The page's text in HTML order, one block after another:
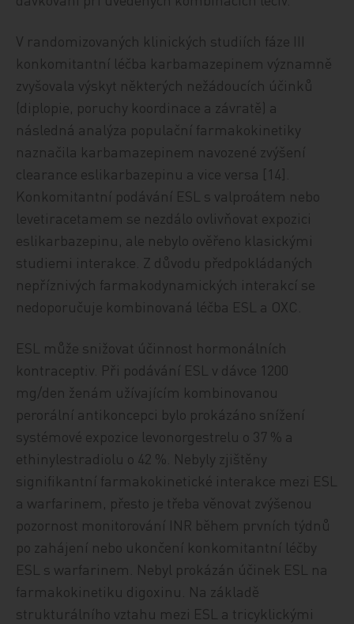
V randomizovaných klinických studiích fáze III
konkomitantní léčba karbamazepinem významně
zvyšovala výskyt některých nežádoucích účinků
(diplopie, poruchy koordinace a závratě) a
následná analýza populační farmakokinetiky
naznačila karbamazepinem navozené zvýšení
clearance eslikarbazepinu a vice versa [14].
Konkomitantní podávání ESL s valproátem nebo
levetiracetamem se nezdálo ovlivňovat expozici
eslikarbazepinu, ale nebylo ověřeno klasickými
studiemi interakce. Z důvodu předpokládaných
nepříznivých farmakodynamických interakcí se
nedoporučuje kombinovaná léčba ESL a OXC.
ESL může snižovat účinnost hormonálních
kontraceptiv. Při podávání ESL v dávce 1200
mg/den ženám užívajícím kombinovanou
perorální antikoncepci bylo prokázáno snížení
systémové expozice levonorgestrelu o 37 % a
ethinylestradiolu o 42 %. Nebyly zjištěny
signifikantní farmakokinetické interakce mezi ESL
a warfarinem, přesto je třeba věnovat zvýšenou
pozornost monitorování INR během prvních týdnů
po zahájení nebo ukončení konkomitantní léčby
ESL s warfarinem. Nebyl prokázán účinek ESL na
farmakokinetiku digoxinu. Na základě
strukturálního vztahu mezi ESL a tricyklickými